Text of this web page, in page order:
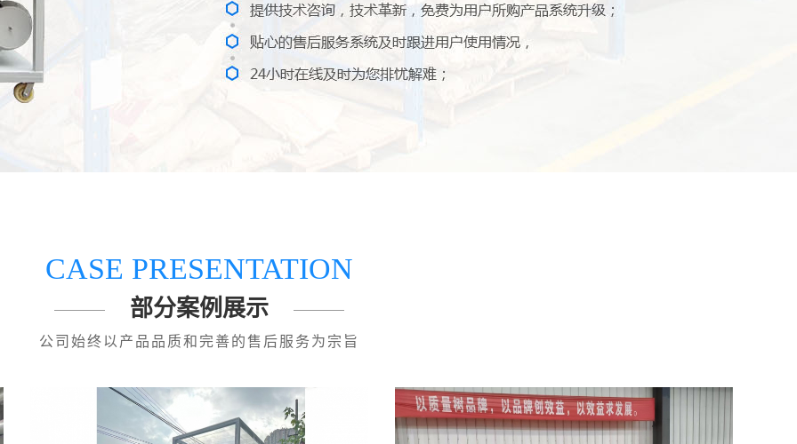
CASE PRESENTATION
部分案例展示
公司始终以产品品质和完善的售后服务为宗旨